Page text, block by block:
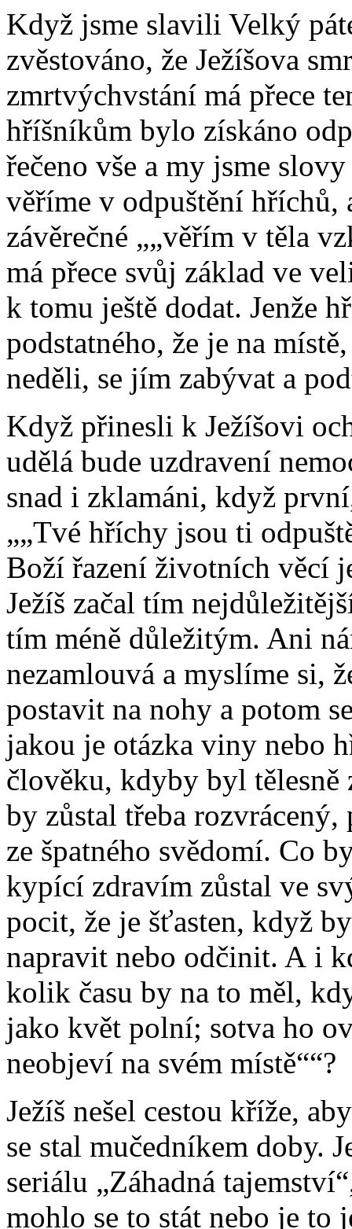
Když jsme slavili Velký
zvěstováno, že Ježíšova
zmrtvýchvstání má přece
hříšníkům bylo získáno
řečeno vše a my jsme
věříme v odpuštění hříchů,
závěrečné
„věřím v těla
má přece svůj základ ve
k tomu ještě dodat. Jenže
podstatného, že je na
neděli, se jím zabývat a
Když přinesli k Ježíšovi
udělá bude uzdravení
snad i zklamáni, když
„Tvé hříchy jsou ti
Boží řazení životních věcí
Ježíš začal tím
tím méně důležitým. Ani
nezamlouvá a myslíme si,
postavit na nohy a potom
jakou je otázka viny nebo
člověku, kdyby byl
by zůstal třeba
ze špatného svědomí. Co
kypící zdravím zůstal ve
pocit, že je šťasten, když
napravit nebo odčinit. A i
kolik času by na to měl,
jako květ polní; sotva ho
neobjeví na svém místě“ ?
Ježíš nešel cestou kříže,
se stal mučedníkem doby.
seriálu „Záhadná
mohlo se to stát nebo je to